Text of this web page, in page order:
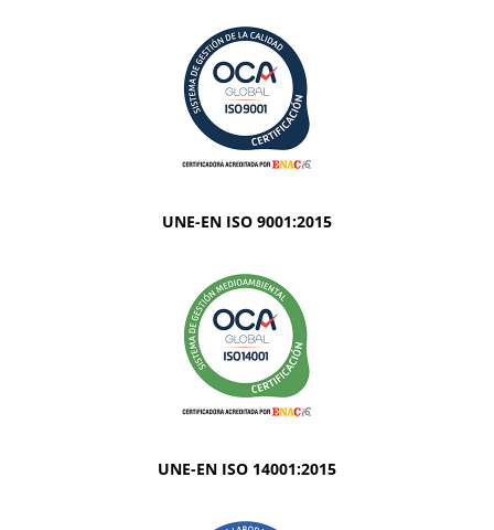
UNE-EN ISO 9001:2015
UNE-EN ISO 14001:2015